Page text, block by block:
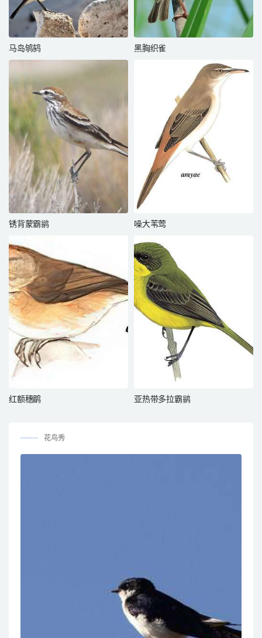
马岛鸲鸫 黑胸织雀
锈背蒙霸鹟 噪大苇莺
红额穗鹛 亚热带多拉霸鹟
花鸟秀